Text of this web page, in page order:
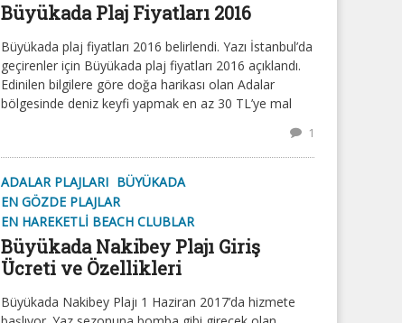
Büyükada Plaj Fiyatları 2016
Büyükada plaj fiyatları 2016 belirlendi. Yazı İstanbul’da
geçirenler için Büyükada plaj fiyatları 2016 açıklandı.
Edinilen bilgilere göre doğa harikası olan Adalar
bölgesinde deniz keyfi yapmak en az 30 TL’ye mal
1
ADALAR PLAJLARI BÜYÜKADA
EN GÖZDE PLAJLAR
EN HAREKETLI BEACH CLUBLAR
Büyükada Nakibey Plajı Giriş
Ücreti ve Özellikleri
Büyükada Nakibey Plajı 1 Haziran 2017’da hizmete